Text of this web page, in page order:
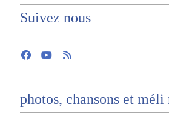
Suivez nous
photos, chansons et méli